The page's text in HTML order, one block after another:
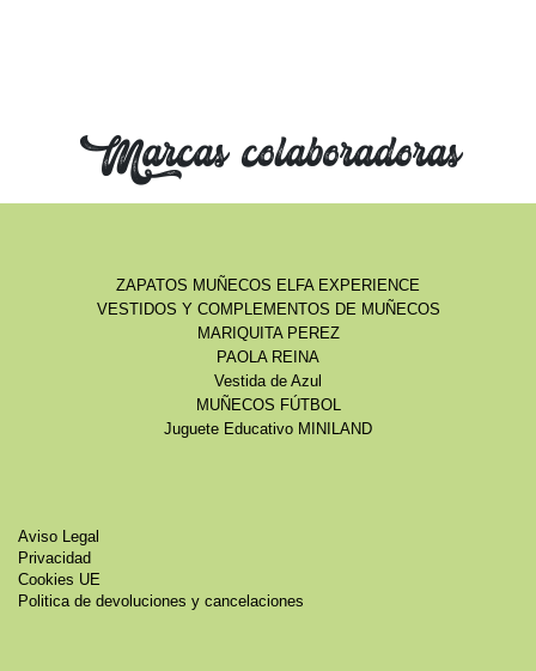
Marcas colaboradoras
ZAPATOS MUÑECOS ELFA EXPERIENCE
VESTIDOS Y COMPLEMENTOS DE MUÑECOS
MARIQUITA PEREZ
PAOLA REINA
Vestida de Azul
MUÑECOS FÚTBOL
Juguete Educativo MINILAND
Aviso Legal
Privacidad
Cookies UE
Politica de devoluciones y cancelaciones